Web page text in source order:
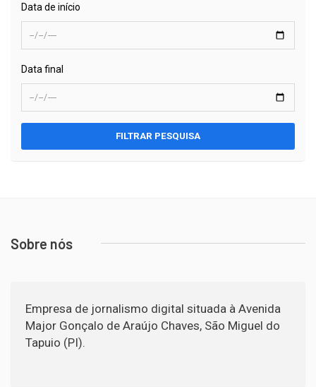
Data de início
Data final
FILTRAR PESQUISA
Sobre nós
Empresa de jornalismo digital situada à Avenida
Major Gonçalo de Araújo Chaves, São Miguel do
Tapuio (PI).